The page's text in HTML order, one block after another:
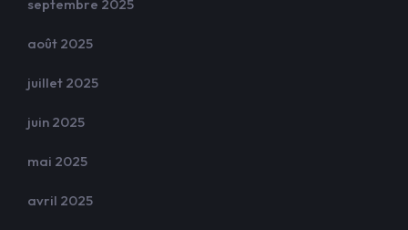
septembre 2025
août 2025
juillet 2025
juin 2025
mai 2025
avril 2025